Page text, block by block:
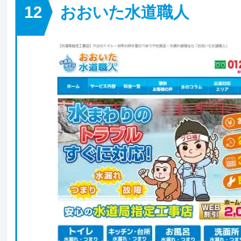
おおいた水道職人